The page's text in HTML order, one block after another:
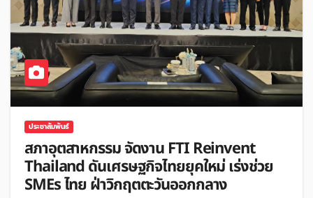
ประชาสัมพันธ์
สภาอุตสาหกรรม จัดงาน FTI Reinvent
Thailand ดันเศรษฐกิจไทยยุคใหม่ เร่งช่วย
SMEs ไทย ฝ่าวิกฤตตะวันออกกลาง